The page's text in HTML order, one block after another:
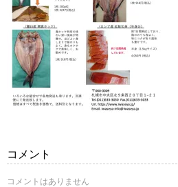
コメント
コメントはありません